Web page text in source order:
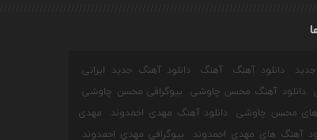
دانلود آهنگ آهنگ
دانلود آهنگ جدید ایرانی
دانلود آهنگ محسن چاوشی
بیوگرافی محسن چاوشی
های محسن چاوشی
دانلود آهنگ مهدی احمدوند
مهدی
آهنگ های مهدی احمدوند بیوگرافی مهدی احمدوند